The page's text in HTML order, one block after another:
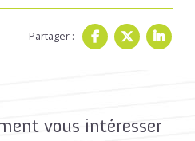
Partager :
vous intéresser